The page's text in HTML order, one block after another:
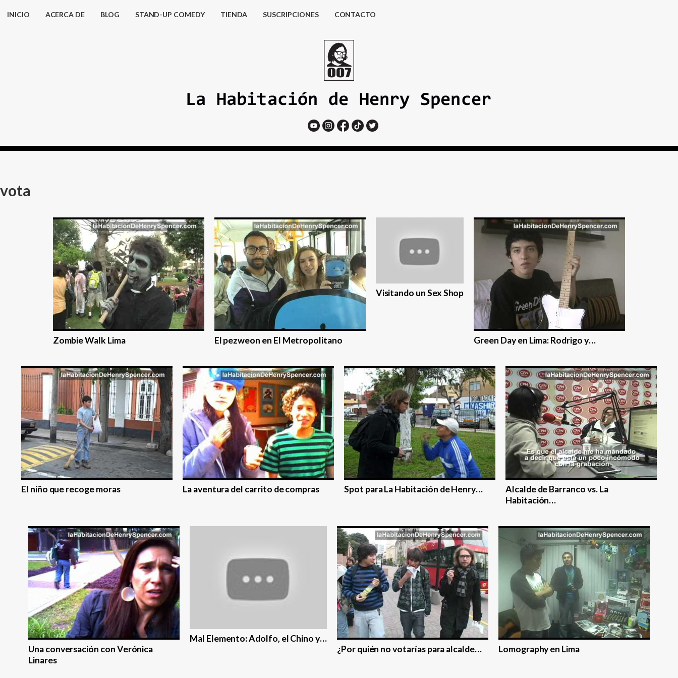
INICIO ACERCA DE BLOG STAND-UP COMEDY TIENDA SUSCRIPCIONES CONTACTO
vota
Zombie Walk Lima El pezweon en El Metropolitano
Visitando un Sex Shop
Green Day en Lima: Rodrigo y…
El niño que recoge moras La aventura del carrito de compras Spot para La Habitación de Henry…
Alcalde de Barranco vs. La
Habitación…
Una conversación con Verónica
Linares
Mal Elemento: Adolfo, el Chino y…
¿Por quién no votarí­as para alcalde…
Lomography en Lima